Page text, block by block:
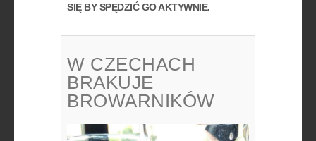
SIĘ BY SPĘDZIĆ GO AKTYWNIE.
W CZECHACH
BRAKUJE
BROWARNIKÓW